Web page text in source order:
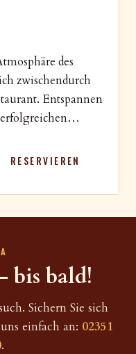
des
zwischendurch
Entspannen
erfolgreichen…
RESERVIEREN
bis bald!
Sichern Sie sich
einfach an: 02351
.